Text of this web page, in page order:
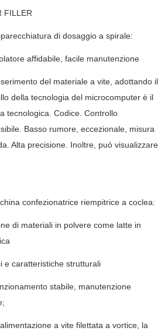
FILLER
di dosaggio a spirale:
affidabile, facile manutenzione
del materiale a vite, adottando il
della tecnologia del microcomputer è il
tecnologica. Codice. Controllo
Basso rumore, eccezionale, misura
Alta precisione. Inoltre, può visualizzare
confezionatrice riempitrice a coclea:
di materiali in polvere come latte in
e caratteristiche strutturali
stabile, manutenzione
a vite filettata a vortice, la